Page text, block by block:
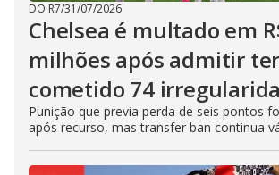
DO R7/31/07/2026
Chelsea é multado em
milhões após admitir ter
cometido 74
Punição que previa perda de seis pontos
após recurso, mas transfer ban continua